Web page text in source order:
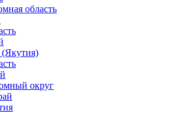
область
(Якутия)
округ